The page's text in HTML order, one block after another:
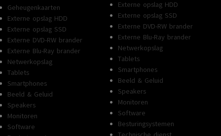
Geheugenkaarten
Externe opslag HDD
Externe opslag SSD
Externe DVD-RW brander
Externe Blu-Ray brander
Netwerkopslag
Tablets
Smartphones
Beeld & Geluid
Speakers
Monitoren
Software
Externe opslag HDD
Externe opslag SSD
Externe DVD-RW brander
Externe Blu-Ray brander
Netwerkopslag
Tablets
Smartphones
Beeld & Geluid
Speakers
Monitoren
Software
Besturingsystemen